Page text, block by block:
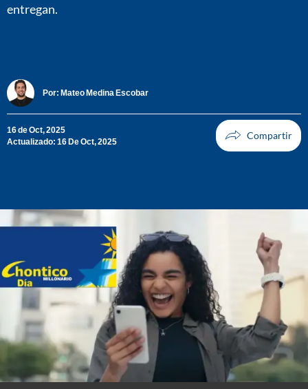
entregan.
Por: Mateo Medina Escobar
16 de Oct, 2025
Actualizado: 16 De Oct, 2025